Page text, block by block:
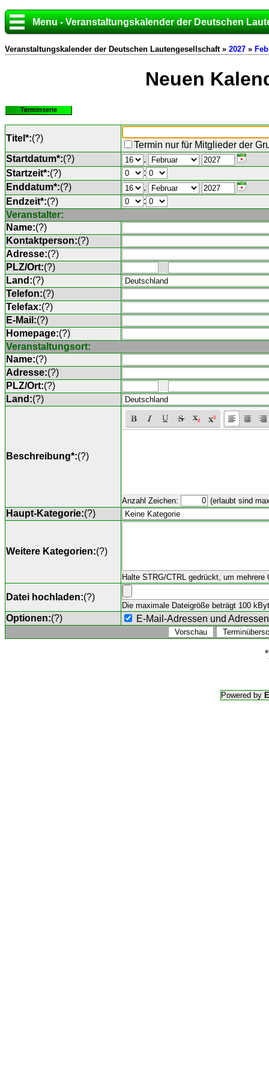
Menu - Veranstaltungskalender der Deutschen
Veranstaltungskalender der Deutschen Lautengesellschaft » 2027 »
Neuen
Terminserie
Titel*:(?)
Termin nur für Mitglieder der
Startdatum*:(?)
.
Startzeit*:(?)
:
Enddatum*:(?)
.
Endzeit*:(?)
:
Veranstalter:
Name:(?)
Kontaktperson:(?)
Adresse:(?)
PLZ/Ort:(?)
Land:(?)
Telefon:(?)
Telefax:(?)
E-Mail:(?)
Homepage:(?)
Veranstaltungsort:
Name:(?)
Adresse:(?)
PLZ/Ort:(?)
Land:(?)
Beschreibung*:(?)
Anzahl Zeichen: (erlaubt sind
Haupt-Kategorie:(?)
Weitere Kategorien:(?)
Halte STRG/CTRL gedrückt, um mehrere
Datei hochladen:(?)
Die maximale Dateigröße beträgt 100
Optionen:(?) E-Mail-Adressen und
Powered by